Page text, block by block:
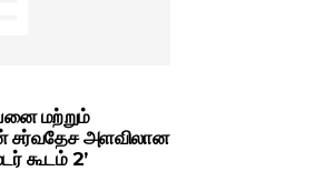
மற்றும்
சர்வதேச அளவிலான
கூடம் 2’